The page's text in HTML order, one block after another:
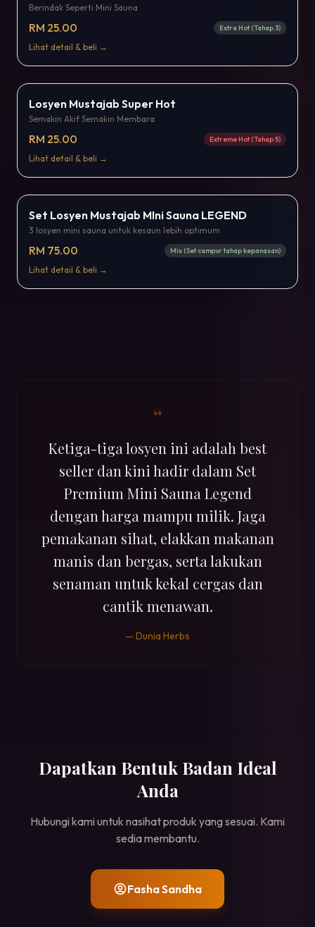
Berindak Seperti Mini Sauna
RM 25.00 Extra Hot (Tahap 3)
Lihat detail & beli →
Popular
Losyen Mustajab Super Hot
Semakin Akif Semakin Membara
RM 25.00 Extreme Hot (Tahap 5)
Lihat detail & beli →
Bestseller
Set Losyen Mustajab MIni Sauna LEGEND
3 losyen mini sauna untuk kesaun lebih optimum
RM 75.00 Mix (Set campur tahap kepanasan)
Lihat detail & beli →
“
Ketiga-tiga losyen ini adalah best
seller dan kini hadir dalam Set
Premium Mini Sauna Legend
dengan harga mampu milik. Jaga
pemakanan sihat, elakkan makanan
manis dan bergas, serta lakukan
senaman untuk kekal cergas dan
cantik menawan.
— Dunia Herbs
Dapatkan Bentuk Badan Ideal
Anda
Hubungi kami untuk nasihat produk yang sesuai. Kami
sedia membantu.
Fasha Sandha